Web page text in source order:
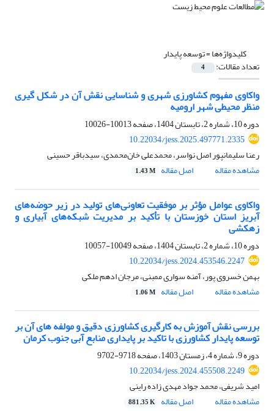
کلیدواژه‌ها =توسعه پایدار
تعداد مقالات: 4
واکاوی مفهوم کشاورزی شهری و شناسایی نقش آن در شکل گیری
منظر محیطی شهر ارومیه
دوره 10، شماره 2، تابستان 1404، صفحه
10013-10026
10.22034/jess.2025.497771.2335
رعنا سلیمانپور اصل نواسر، محمدعلی خان‌محمدی، سیدباقر حسینی
مشاهده مقاله
اصل مقاله 1.43 M
واکاوی عوامل مؤثر بر موفقیت تعاونی‌های تولید در زیر حوضه‌های
آبریز استان خوزستان با تأکید بر مدیریت شبکه‌های آبیاری و
زهکشی
دوره 10، شماره 2، تابستان 1404، صفحه
10049-10057
10.22034/jess.2024.453546.2247
بهمن خسروی پور، آمنه سواری ممبنی، مرجان ادهم ملکی
مشاهده مقاله
اصل مقاله 1.06 M
بررسی نقش آموزش به کارگیری کشاورزی دقیق و مولفه های آن بر
توسعه پایدار کشاورزی با تاکید بر پایداری منابع آبی جنوب کرمان
دوره 9، شماره 4، زمستان 1403، صفحه
9718-9702
10.22034/jess.2024.455508.2249
امید شریفی، محمد جواد مهدی زاده راینی
مشاهده مقاله
اصل مقاله 881.35 K